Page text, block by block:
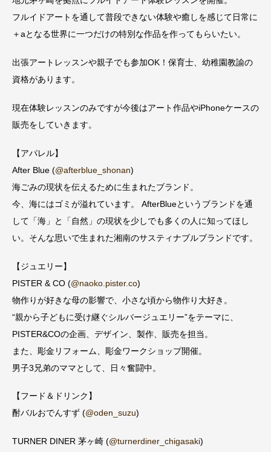
フルイドアートを通して普段できない体験や癒しを感じて日常に
＋aとなる世界に一つだけの特別な作品を作ってもらいたい。
出張アートレッスンや親子でも参加OK！保育士、幼稚園教諭の
資格があります。
現在体験レッスンのみですが今後はアート作品やiPhoneケースの
販売をしていきます。
【アパレル】
After Blue (@afterblue_shonan)
海ごみの現状を伝えるために生まれたブランド。
今、海にはゴミが溢れています。 AfterBlueというブランドを通
して「海」と「自然」の現状を少しでも多くの人に知ってほし
い。そんな思いで生まれた湘南のサスティナブルブランドです。
【ジュエリー】
PISTER & CO (@naoko.pister.co)
物作りが好きな母の影響で、小さな頃から物作り大好き。
“親から子どもに受け継ぐシルバージュエリー”をテーマに、
PISTER&COの企画、デザイン、製作、販売を担当。
また、彫金リフォーム、彫金ワークショップ開催。
男子3兄弟のママとして、日々奮闘中。
【フード＆ドリンク】
酎バルおでんすず (@oden_suzu)
TURNER DINER 茅ヶ崎 (@turnerdiner_chigasaki)